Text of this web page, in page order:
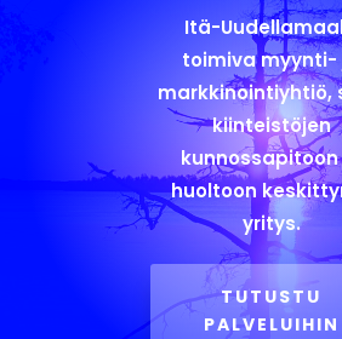
Itä-
toimiva myynti-
markkinointiyhtiö,
kiinteistöjen
kunnossapitoon
huoltoon
yritys.
TUTUSTU
PALVELUIHIN